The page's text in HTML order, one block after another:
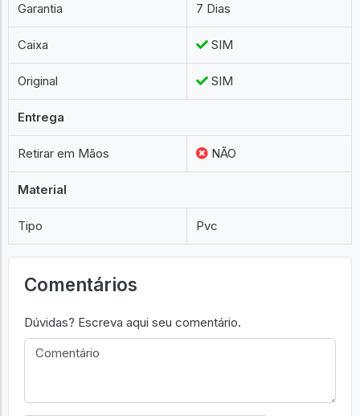
Garantia 7 Dias
Caixa SIM
Original SIM
Entrega
Retirar em Mãos NÃO
Material
Tipo Pvc
Comentários
Dúvidas? Escreva aqui seu comentário.